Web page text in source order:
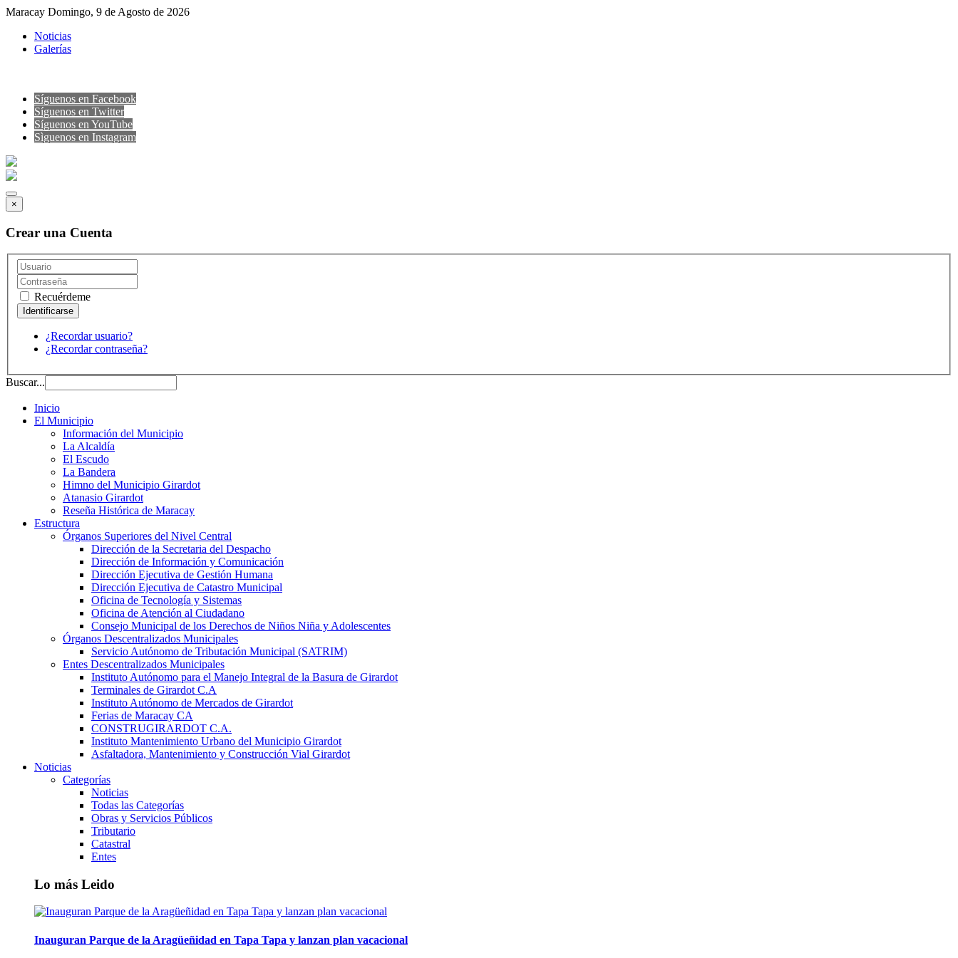
Maracay Domingo, 9 de Agosto de 2026
Noticias
Galerías
Síguenos en Facebook
Síguenos en Twitter
Síguenos en YouTube
Sìguenos en Instagram
×
Crear una Cuenta
Recuérdeme
¿Recordar usuario?
¿Recordar contraseña?
Buscar...
Inicio
El Municipio
Información del Municipio
La Alcaldía
El Escudo
La Bandera
Himno del Municipio Girardot
Atanasio Girardot
Reseña Histórica de Maracay
Estructura
Órganos Superiores del Nivel Central
Dirección de la Secretaria del Despacho
Dirección de Información y Comunicación
Dirección Ejecutiva de Gestión Humana
Dirección Ejecutiva de Catastro Municipal
Oficina de Tecnología y Sistemas
Oficina de Atención al Ciudadano
Consejo Municipal de los Derechos de Niños Niña y Adolescentes
Órganos Descentralizados Municipales
Servicio Autónomo de Tributación Municipal (SATRIM)
Entes Descentralizados Municipales
Instituto Autónomo para el Manejo Integral de la Basura de Girardot
Terminales de Girardot C.A
Instituto Autónomo de Mercados de Girardot
Ferias de Maracay CA
CONSTRUGIRARDOT C.A.
Instituto Mantenimiento Urbano del Municipio Girardot
Asfaltadora, Mantenimiento y Construcción Vial Girardot
Noticias
Categorías
Noticias
Todas las Categorías
Obras y Servicios Públicos
Tributario
Catastral
Entes
Lo más Leido
Inauguran Parque de la Aragüeñidad en Tapa Tapa y lanzan plan vacacional